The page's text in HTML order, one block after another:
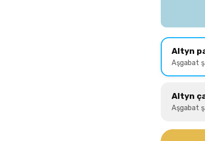
Altyn
Aşgabat ş.
Altyn
Aşgabat